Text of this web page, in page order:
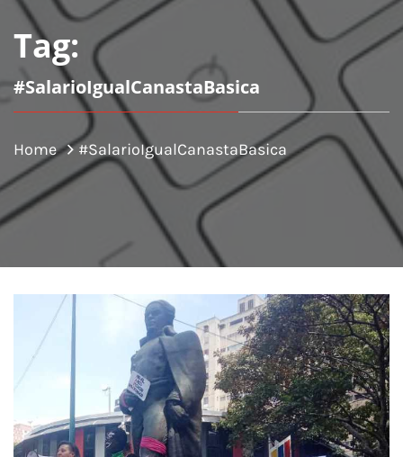
Tag:
#SalarioIgualCanastaBasica
Home #SalarioIgualCanastaBasica